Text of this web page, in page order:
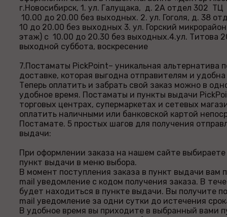
г.Новосибирск, 1. ул. Галущака, д. 2А отдел 302
10.00 до 20.00 без выходных. 2. ул. Гоголя, д. 38
10 до 20.00 без выходных 3. ул. Горский
этаж) с 10.00 до 20.30 без выходных.4.ул. Титова
выходной суббота, воскресение
7.Постаматы PickPoint– уникальная альтернатива
доставке, которая выгодна отправителям и
Теперь оплатить и забрать свой заказ можно в
удобное время. Постаматы и пункты выдачи
торговых центрах, супермаркетах и сетевых
оплатить наличными или банковской картой
Постамате. 5 простых шагов для получения
выдачи:
При оформлении заказа на нашем сайте
пункт выдачи в меню выбора.
В момент поступления заказа в пункт выдачи вам
mail уведомление с кодом получения заказа. В
будет находиться в пункте выдачи. Вы получите
mail уведомление за одни сутки до истечения
В удобное время вы приходите в выбранный вами